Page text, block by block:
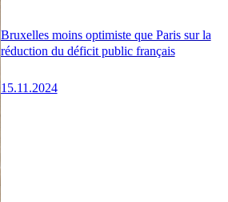
Bruxelles moins optimiste que Paris sur la
réduction du déficit public français
15.11.2024